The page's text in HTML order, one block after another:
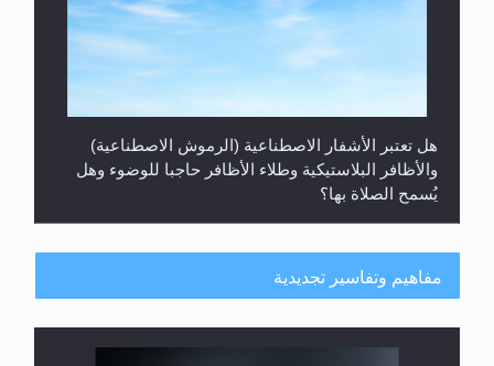
هل يُحسب حول الزكاة وفق السنة الميلادية أو الهجرية؟
مفاهيم وتفاسير تجديدية